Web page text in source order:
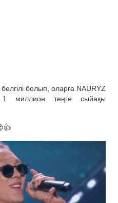
болып, оларға NAURYZ
миллион теңге сыйақы